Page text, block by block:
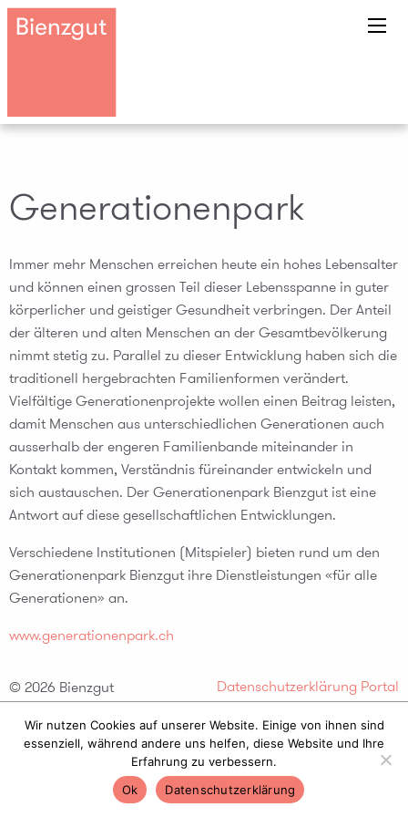
Generationenpark
Immer mehr Menschen erreichen heute ein hohes Lebensalter
und können einen grossen Teil dieser Lebensspanne in guter
körperlicher und geistiger Gesundheit verbringen. Der Anteil
der älteren und alten Menschen an der Gesamtbevölkerung
nimmt stetig zu. Parallel zu dieser Entwicklung haben sich die
traditionell hergebrachten Familienformen verändert.
Vielfältige Generationenprojekte wollen einen Beitrag leisten,
damit Menschen aus unterschiedlichen Generationen auch
ausserhalb der engeren Familienbande miteinander in
Kontakt kommen, Verständnis füreinander entwickeln und
sich austauschen. Der Generationenpark Bienzgut ist eine
Antwort auf diese gesellschaftlichen Entwicklungen.
Verschiedene Institutionen (Mitspieler) bieten rund um den
Generationenpark Bienzgut ihre Dienstleistungen «für alle
Generationen» an.
www.generationenpark.ch
© 2026 Bienzgut Datenschutzerklärung Portal
Bümpliz-Bethlehem
Wir nutzen Cookies auf unserer Website. Einige von ihnen sind
essenziell, während andere uns helfen, diese Website und Ihre
Erfahrung zu verbessern.
Ok
Datenschutzerklärung